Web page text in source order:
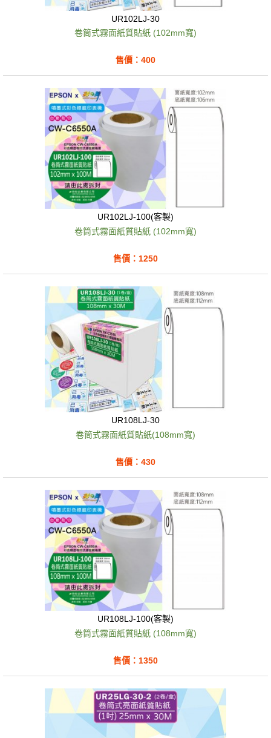
UR102LJ-30
卷筒式霧面紙質貼紙 (102mm寬)
售價：400
UR102LJ-100(客製)
卷筒式霧面紙質貼紙 (102mm寬)
售價：1250
UR108LJ-30
卷筒式霧面紙質貼紙(108mm寬)
售價：430
UR108LJ-100(客製)
卷筒式霧面紙質貼紙 (108mm寬)
售價：1350